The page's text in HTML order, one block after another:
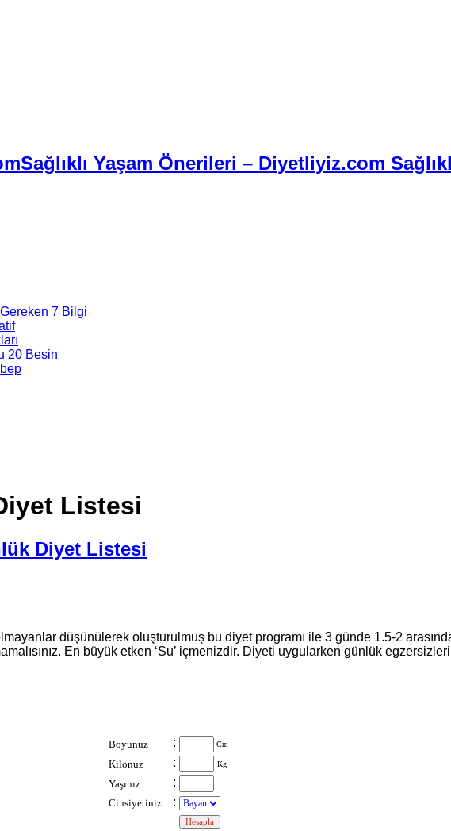
Sağlıklı Yaşam Önerileri – Diyetliyiz.com
7 Bilgi
20 Besin
Listesi
Diyet Listesi
düşünülerek oluşturulmuş bu diyet programı ile 3 günde 1.5-2
En büyük etken ‘Su’ içmenizdir. Diyeti uygularken günlük
Boyunuz : Cm
Kilonuz : Kg
Yaşınız :
Cinsiyetiniz
: